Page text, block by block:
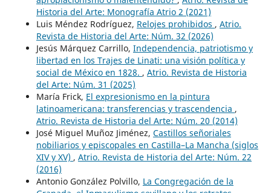
Historia del Arte: Monografía Atrio 2 (2021)
Luis Méndez Rodríguez, Relojes prohibidos , Atrio.
Revista de Historia del Arte: Núm. 32 (2026)
Jesús Márquez Carrillo, Independencia, patriotismo y
libertad en los Trajes de Linati: una visión política y
social de México en 1828. , Atrio. Revista de Historia
del Arte: Núm. 31 (2025)
María Frick, El expresionismo en la pintura
latinoamericana: transferencias y trascendencia ,
Atrio. Revista de Historia del Arte: Núm. 20 (2014)
José Miguel Muñoz Jiménez, Castillos señoriales
nobiliarios y episcopales en Castilla–La Mancha (siglos
XIV y XV) , Atrio. Revista de Historia del Arte: Núm. 22
(2016)
Antonio González Polvillo, La Congregación de la